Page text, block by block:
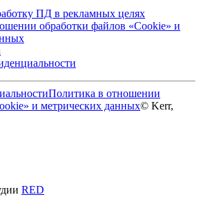
ПД в рекламных целях
обработки файлов «Cookie» и
Политика в отношении
и метрических данных© Kerr,
RED